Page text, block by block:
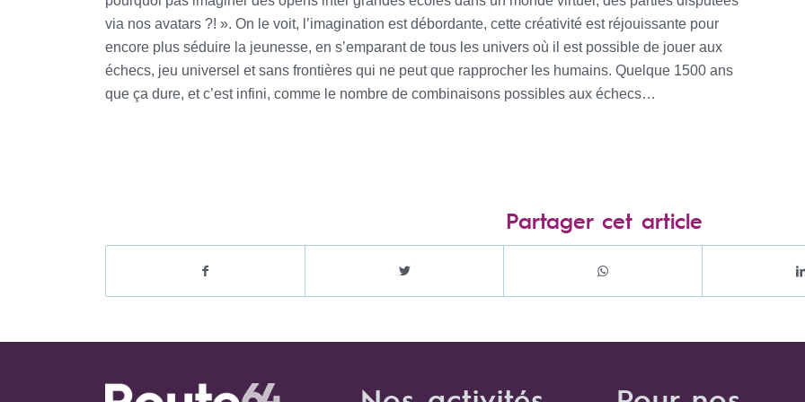
via nos avatars ?! ». On le voit, l’imagination est débordante, cette créativité est réjouissante pour
encore plus séduire la jeunesse, en s’emparant de tous les univers où il est possible de jouer aux
échecs, jeu universel et sans frontières qui ne peut que rapprocher les humains. Quelque 1500 ans
que ça dure, et c’est infini, comme le nombre de combinaisons possibles aux échecs…
Partager cet article